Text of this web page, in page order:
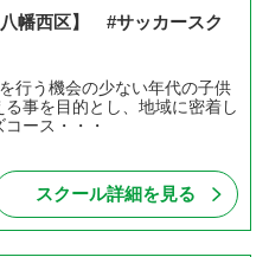
八幡西区】 #サッカースク
行う機会の少ない年代の子供
事を目的とし、地域に密着し
ース・・・
スクール詳細を見る